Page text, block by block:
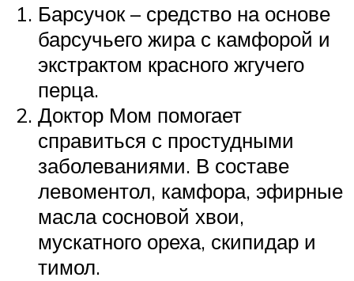
Барсучок – средство на основе
барсучьего жира с камфорой и
экстрактом красного жгучего
перца.
Доктор Мом помогает
справиться с простудными
заболеваниями. В составе
левоментол, камфора, эфирные
масла сосновой хвои,
мускатного ореха, скипидар и
тимол.